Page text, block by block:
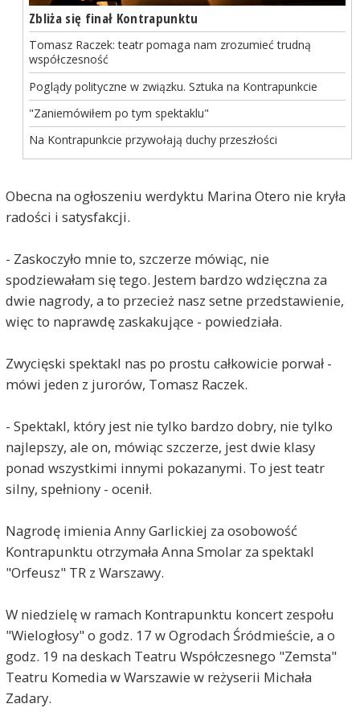
Zbliża się finał Kontrapunktu
Tomasz Raczek: teatr pomaga nam zrozumieć trudną
współczesność
Poglądy polityczne w związku. Sztuka na Kontrapunkcie
"Zaniemówiłem po tym spektaklu"
Na Kontrapunkcie przywołają duchy przeszłości
Obecna na ogłoszeniu werdyktu Marina Otero nie kryła
radości i satysfakcji.
- Zaskoczyło mnie to, szczerze mówiąc, nie
spodziewałam się tego. Jestem bardzo wdzięczna za
dwie nagrody, a to przecież nasz setne przedstawienie,
więc to naprawdę zaskakujące - powiedziała.
Zwycięski spektakl nas po prostu całkowicie porwał -
mówi jeden z jurorów, Tomasz Raczek.
- Spektakl, który jest nie tylko bardzo dobry, nie tylko
najlepszy, ale on, mówiąc szczerze, jest dwie klasy
ponad wszystkimi innymi pokazanymi. To jest teatr
silny, spełniony - ocenił.
Nagrodę imienia Anny Garlickiej za osobowość
Kontrapunktu otrzymała Anna Smolar za spektakl
"Orfeusz" TR z Warszawy.
W niedzielę w ramach Kontrapunktu koncert zespołu
"Wielogłosy" o godz. 17 w Ogrodach Śródmieście, a o
godz. 19 na deskach Teatru Współczesnego "Zemsta"
Teatru Komedia w Warszawie w reżyserii Michała
Zadary.